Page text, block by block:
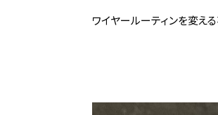
ワイヤールーティンを変え